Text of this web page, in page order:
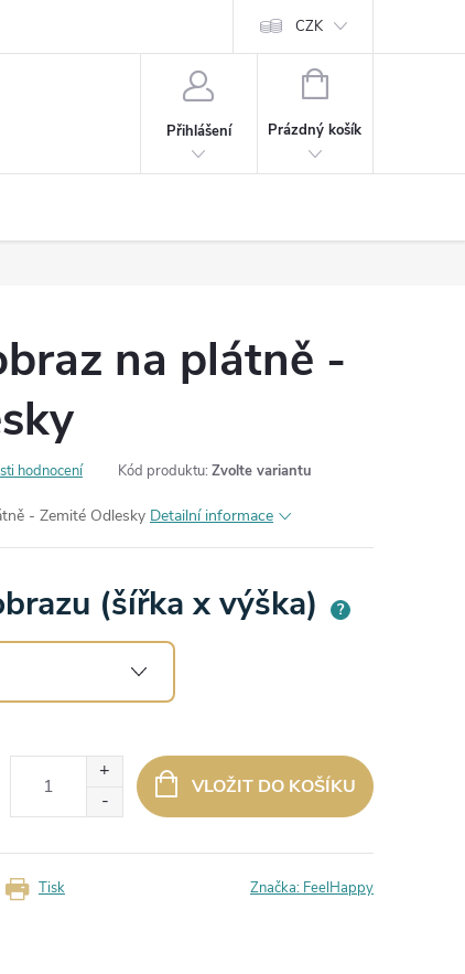
Kontakt
CZK
Přihlášení
NÁKUPNÍ
Prázdný košík
na plátně -
hodnocení Kód produktu: Zvolte variantu
- Zemité Odlesky Detailní informace
(šířka x výška) ?
VLOŽIT DO KOŠÍKU
Tisk Značka: FeelHappy